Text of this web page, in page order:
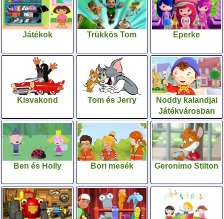
Játékok Trükkös Tom Eperke
Kisvakond Tom és Jerry
Noddy kalandjai
Játékvárosban
Ben és Holly Bori mesék Geronimo Stilton